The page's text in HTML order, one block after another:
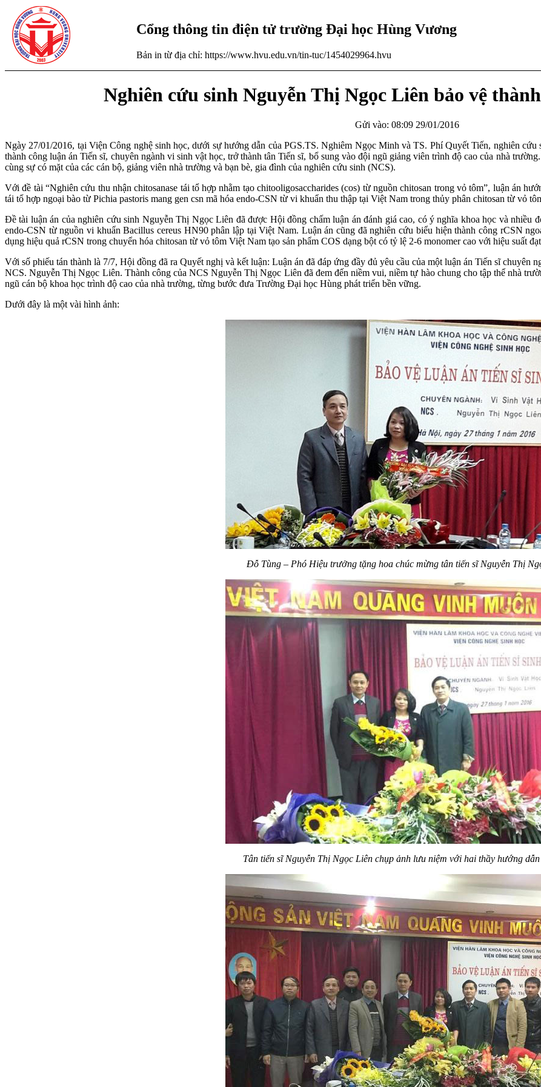
Cổng thông tin điện tử trường Đại học Hùng Vương
Bản in từ địa chỉ: https://www.hvu.edu.vn/tin-tuc/1454029964.hvu
Nghiên cứu sinh Nguyễn Thị Ngọc Liên bảo vệ
Gửi vào: 08:09 29/01/2016
Ngày 27/01/2016, tại Viện Công nghệ sinh học, dưới sự hướng dẫn của PGS.TS. Nghiêm Ngọc Minh và TS. Phí Quyết Tiến, nghiên
thành công luận án Tiến sĩ, chuyên ngành vi sinh vật học, trở thành tân Tiến sĩ, bổ sung vào đội ngũ giảng viên trình độ cao của nhà
cùng sự có mặt của các cán bộ, giảng viên nhà trường và bạn bè, gia đình của nghiên cứu sinh (NCS).
Với đề tài “Nghiên cứu thu nhận chitosanase tái tổ hợp nhằm tạo chitooligosaccharides (cos) từ nguồn chitosan trong vỏ tôm”, luận án
tái tổ hợp ngoại bào từ Pichia pastoris mang gen csn mã hóa endo-CSN từ vi khuẩn thu thập tại Việt Nam trong thủy phân chitosan từ vỏ
Đề tài luận án của nghiên cứu sinh Nguyễn Thị Ngọc Liên đã được Hội đồng chấm luận án đánh giá cao, có ý nghĩa khoa học và nhiều
endo-CSN từ nguồn vi khuẩn Bacillus cereus HN90 phân lập tại Việt Nam. Luận án cũng đã nghiên cứu biểu hiện thành công rCSN
dụng hiệu quả rCSN trong chuyển hóa chitosan từ vỏ tôm Việt Nam tạo sản phẩm COS dạng bột có tỷ lệ 2-6 monomer cao với hiệu suất
Với số phiếu tán thành là 7/7, Hội đồng đã ra Quyết nghị và kết luận: Luận án đã đáp ứng đầy đủ yêu cầu của một luận án Tiến sĩ chuyên
NCS. Nguyễn Thị Ngọc Liên. Thành công của NCS Nguyễn Thị Ngọc Liên đã đem đến niềm vui, niềm tự hào chung cho tập thể nhà
ngũ cán bộ khoa học trình độ cao của nhà trường, từng bước đưa Trường Đại học Hùng phát triển bền vững.
Dưới đây là một vài hình ảnh:
Đỗ Tùng – Phó Hiệu trưởng tặng hoa chúc mừng tân tiến sĩ Nguyễn Thị
Tân tiến sĩ Nguyễn Thị Ngọc Liên chụp ảnh lưu niệm với hai thầy hướng